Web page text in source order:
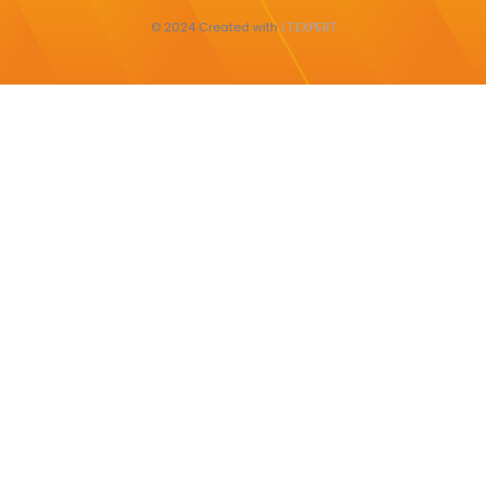
© 2024 Created with I.T.EXPERT